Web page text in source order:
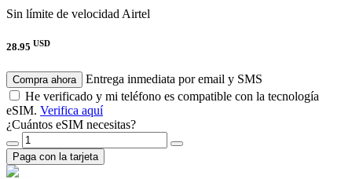
Sin límite de velocidad Airtel
28.95 USD
Compra ahora
Entrega inmediata por email y SMS
He verificado y mi teléfono es compatible con la tecnología
eSIM. Verifica aquí
¿Cuántos eSIM necesitas?
Paga con la tarjeta